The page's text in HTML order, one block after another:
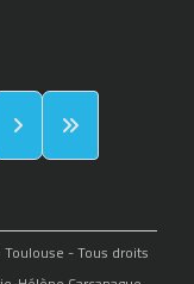
- Tous droits